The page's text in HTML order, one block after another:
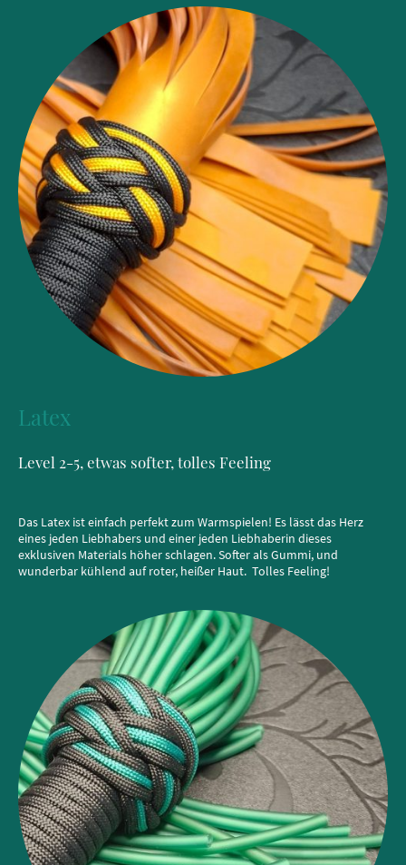
Latex
Level 2-5, etwas softer, tolles Feeling
Das Latex ist einfach perfekt zum Warmspielen! Es lässt das Herz
eines jeden Liebhabers und einer jeden Liebhaberin dieses
exklusiven Materials höher schlagen. Softer als Gummi, und
wunderbar kühlend auf roter, heißer Haut. Tolles Feeling!